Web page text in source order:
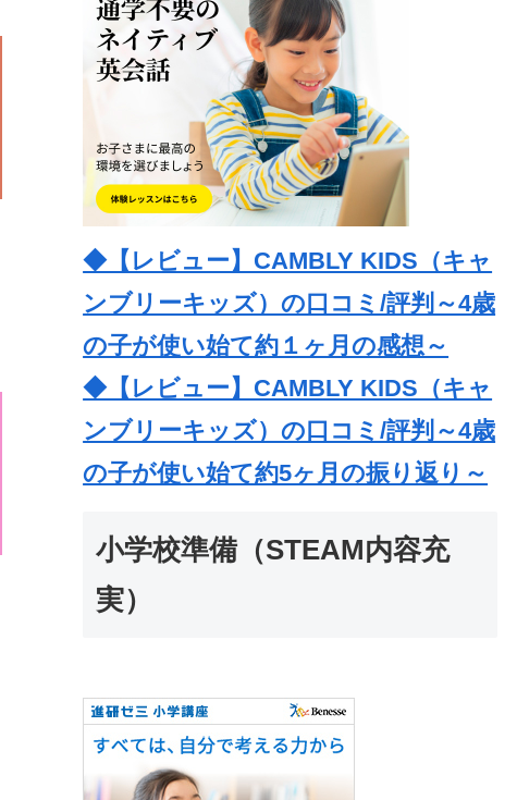
◆【レビュー】CAMBLY KIDS（キャ
ンブリーキッズ）の口コミ/評判～4歳
の子が使い始て約１ヶ月の感想～
◆【レビュー】CAMBLY KIDS（キャ
ンブリーキッズ）の口コミ/評判～4歳
の子が使い始て約5ヶ月の振り返り～
小学校準備（STEAM内容充
実）